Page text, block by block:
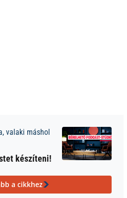
valaki máshol
készíteni!
a cikkhez